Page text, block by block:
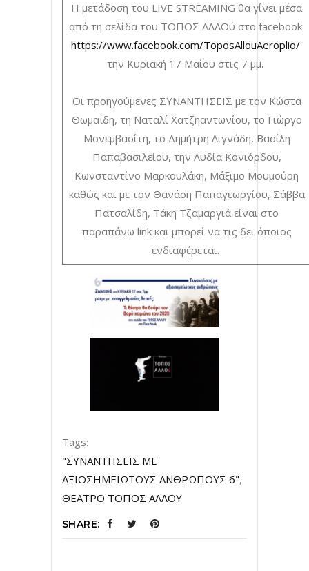
Η μετάδοση του LIVE STREAMING θα γίνει μέσα
από τη σελίδα του ΤΟΠΟΣ ΑΛΛΟύ στο facebook:
https://www.facebook.com/ToposAllouAeroplio/
την Κυριακή 17 Μαίου στις 7 μμ.
Οι προηγούμενες ΣΥΝΑΝΤΗΣΕΙΣ με τον Κώστα
Θωμαΐδη, τη Ναταλί Χατζηαντωνίου, το Γιώργο
Μονεμβασίτη, το Δημήτρη Λιγνάδη, Βασίλη
Παπαβασιλείου, την Λυδία Κονιόρδου,
Κωνσταντίνο Μαρκουλάκη, Μάξιμο Μουμούρη
καθώς και με τον Θανάση Παπαγεωργίου, Σάββα
Πατσαλίδη, Τάκη Τζαμαργιά είναι στο
παραπάνω link και μπορεί να τις δει όποιος
ενδιαφέρεται.
Tags:
"ΣΥΝΑΝΤΗΣΕΙΣ ΜΕ
ΑΞΙΟΣΗΜΕΙΩΤΟΥΣ ΑΝΘΡΩΠΟΥΣ 6",
ΘΕΑΤΡΟ ΤΟΠΟΣ ΑΛΛΟΥ
SHARE: